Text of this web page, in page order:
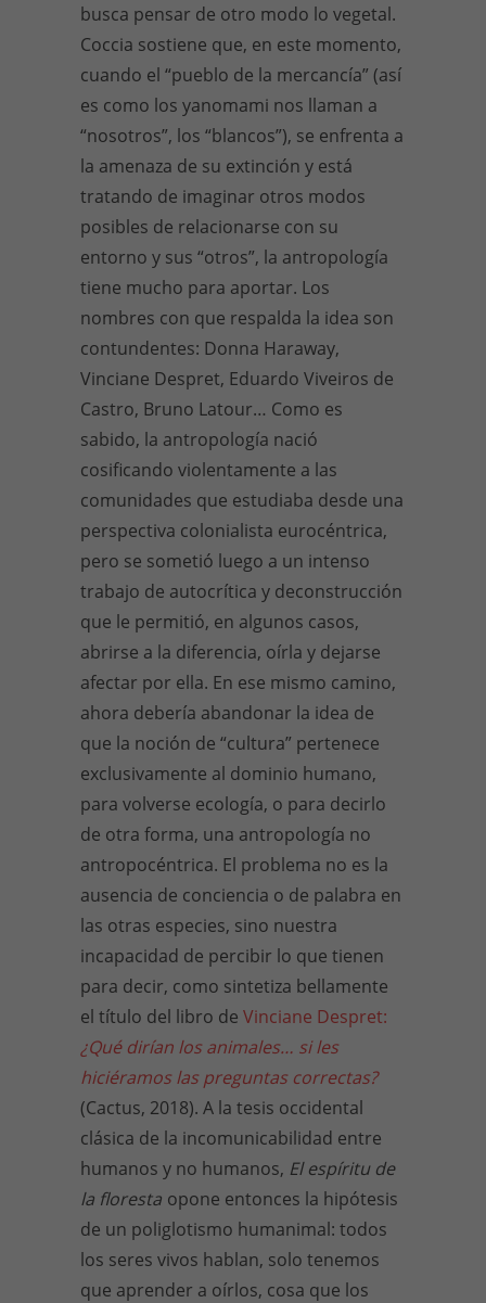
busca pensar de otro modo lo vegetal.
Coccia sostiene que, en este momento,
cuando el “pueblo de la mercancía” (así
es como los yanomami nos llaman a
“nosotros”, los “blancos”), se enfrenta a
la amenaza de su extinción y está
tratando de imaginar otros modos
posibles de relacionarse con su
entorno y sus “otros”, la antropología
tiene mucho para aportar. Los
nombres con que respalda la idea son
contundentes: Donna Haraway,
Vinciane Despret, Eduardo Viveiros de
Castro, Bruno Latour… Como es
sabido, la antropología nació
cosificando violentamente a las
comunidades que estudiaba desde una
perspectiva colonialista eurocéntrica,
pero se sometió luego a un intenso
trabajo de autocrítica y deconstrucción
que le permitió, en algunos casos,
abrirse a la diferencia, oírla y dejarse
afectar por ella. En ese mismo camino,
ahora debería abandonar la idea de
que la noción de “cultura” pertenece
exclusivamente al dominio humano,
para volverse ecología, o para decirlo
de otra forma, una antropología no
antropocéntrica. El problema no es la
ausencia de conciencia o de palabra en
las otras especies, sino nuestra
incapacidad de percibir lo que tienen
para decir, como sintetiza bellamente
el título del libro de Vinciane Despret:
¿Qué dirían los animales… si les
hiciéramos las preguntas correctas?
(Cactus, 2018). A la tesis occidental
clásica de la incomunicabilidad entre
humanos y no humanos, El espíritu de
la floresta opone entonces la hipótesis
de un poliglotismo humanimal: todos
los seres vivos hablan, solo tenemos
que aprender a oírlos, cosa que los